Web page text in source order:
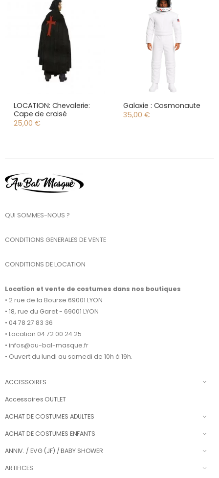
LOCATION: Chevalerie:
Cape de croisé
25,00 €
Galaxie : Cosmonaute
35,00 €
QUI SOMMES-NOUS ?
CONDITIONS GENERALES DE VENTE
CONDITIONS DE LOCATION
Location et vente de costumes dans nos boutiques
• 2 rue de la Bourse 69001 LYON
• 18, rue du Garet - 69001 LYON
• 04 78 27 83 36
• Location 04 72 00 24 25
• infos@au-bal-masque.fr
• Ouvert du lundi au samedi de 10h à 19h.
ACCESSOIRES
Accessoires OUTLET
ACHAT DE COSTUMES ADULTES
ACHAT DE COSTUMES ENFANTS
ANNIV. / EVG (JF) / BABY SHOWER
ARTIFICES